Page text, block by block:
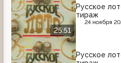
25:51
Русское
тираж
24 ноября
Русское